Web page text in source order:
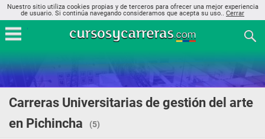
Nuestro sitio utiliza cookies propias y de terceros para ofrecer una mejor experiencia
de usuario. Si continúa navegando consideramos que acepta su uso.. Cerrar
Carreras Universitarias de gestión del arte
en Pichincha
(5)